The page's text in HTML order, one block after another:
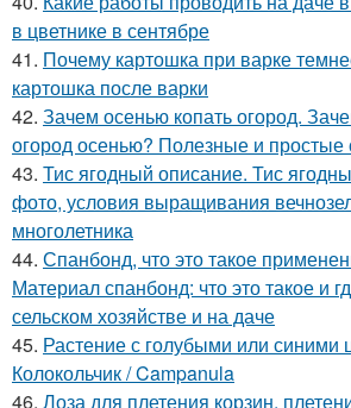
в цветнике в сентябре
41. Почему картошка при варке
картошка после варки
42. Зачем осенью копать огород.
огород осенью? Полезные и простые
43. Тис ягодный описание. Тис
фото, условия выращивания
многолетника
44. Спанбонд, что это такое
Материал спанбонд: что это такое и
сельском хозяйстве и на даче
45. Растение с голубыми или синими
Колокольчик / Campanula
46. Лоза для плетения корзин.